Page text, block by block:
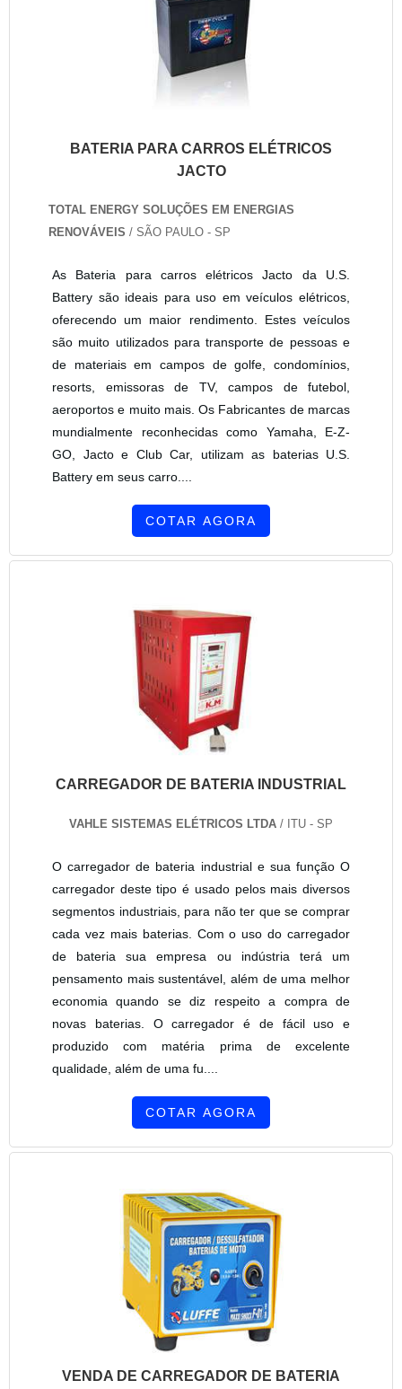
BATERIA PARA CARROS ELÉTRICOS
JACTO
TOTAL ENERGY SOLUÇÕES EM ENERGIAS
RENOVÁVEIS / SÃO PAULO - SP
As Bateria para carros elétricos Jacto da U.S.
Battery são ideais para uso em veículos elétricos,
oferecendo um maior rendimento. Estes veículos
são muito utilizados para transporte de pessoas e
de materiais em campos de golfe, condomínios,
resorts, emissoras de TV, campos de futebol,
aeroportos e muito mais. Os Fabricantes de marcas
mundialmente reconhecidas como Yamaha, E-Z-
GO, Jacto e Club Car, utilizam as baterias U.S.
Battery em seus carro....
COTAR AGORA
CARREGADOR DE BATERIA INDUSTRIAL
VAHLE SISTEMAS ELÉTRICOS LTDA / ITU - SP
O carregador de bateria industrial e sua função O
carregador deste tipo é usado pelos mais diversos
segmentos industriais, para não ter que se comprar
cada vez mais baterias. Com o uso do carregador
de bateria sua empresa ou indústria terá um
pensamento mais sustentável, além de uma melhor
economia quando se diz respeito a compra de
novas baterias. O carregador é de fácil uso e
produzido com matéria prima de excelente
qualidade, além de uma fu....
COTAR AGORA
VENDA DE CARREGADOR DE BATERIA